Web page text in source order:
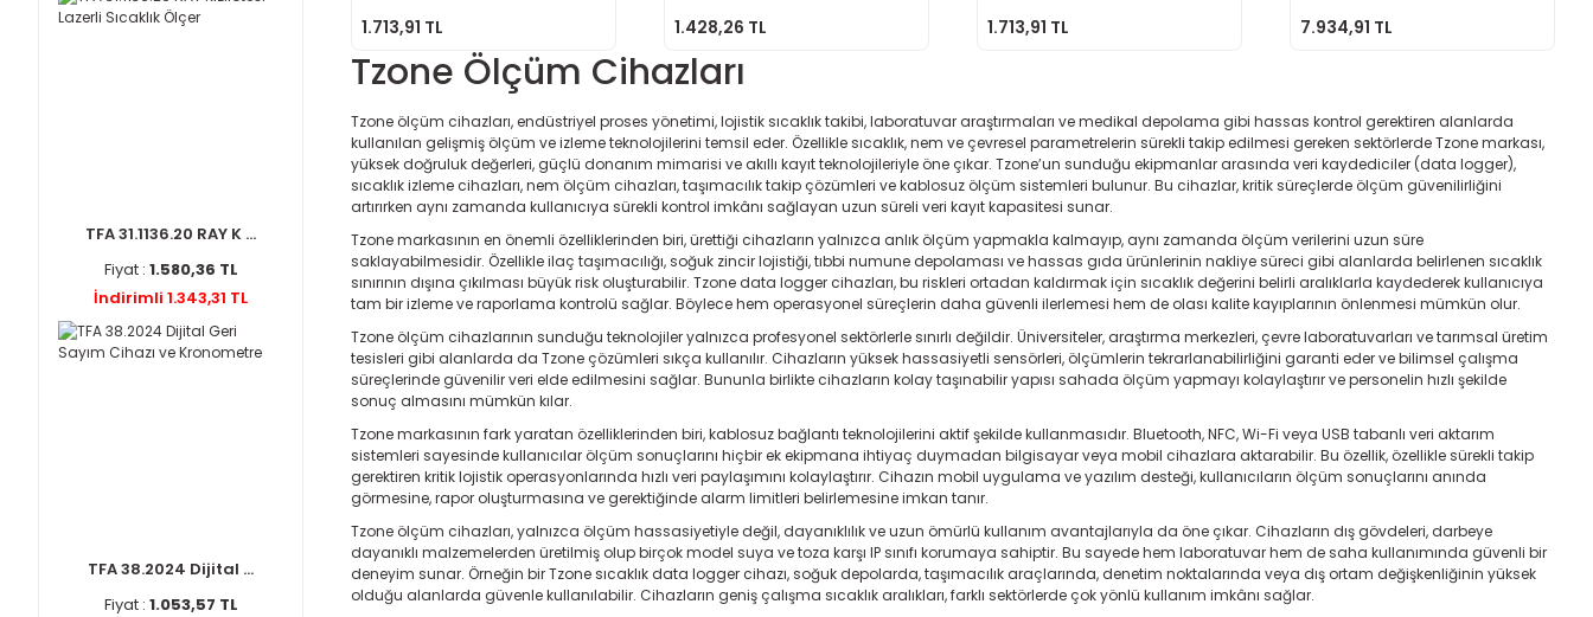
TFA 31.1136.20 RAY K ...
Fiyat : 1.580,36 TL
İndirimli 1.343,31 TL
TFA 38.2024 Dijital ...
Fiyat : 1.053,57 TL
1.713,91 TL 1.428,26 TL 1.713,91 TL 7.934,91 TL
Tzone Ölçüm Cihazları
Tzone ölçüm cihazları, endüstriyel proses yönetimi, lojistik sıcaklık takibi, laboratuvar araştırmaları ve medikal depolama gibi hassas kontrol gerektiren alanlarda
kullanılan gelişmiş ölçüm ve izleme teknolojilerini temsil eder. Özellikle sıcaklık, nem ve çevresel parametrelerin sürekli takip edilmesi gereken sektörlerde Tzone markası,
yüksek doğruluk değerleri, güçlü donanım mimarisi ve akıllı kayıt teknolojileriyle öne çıkar. Tzone’un sunduğu ekipmanlar arasında veri kaydediciler (data logger),
sıcaklık izleme cihazları, nem ölçüm cihazları, taşımacılık takip çözümleri ve kablosuz ölçüm sistemleri bulunur. Bu cihazlar, kritik süreçlerde ölçüm güvenilirliğini
artırırken aynı zamanda kullanıcıya sürekli kontrol imkânı sağlayan uzun süreli veri kayıt kapasitesi sunar.
Tzone markasının en önemli özelliklerinden biri, ürettiği cihazların yalnızca anlık ölçüm yapmakla kalmayıp, aynı zamanda ölçüm verilerini uzun süre
saklayabilmesidir. Özellikle ilaç taşımacılığı, soğuk zincir lojistiği, tıbbi numune depolaması ve hassas gıda ürünlerinin nakliye süreci gibi alanlarda belirlenen sıcaklık
sınırının dışına çıkılması büyük risk oluşturabilir. Tzone data logger cihazları, bu riskleri ortadan kaldırmak için sıcaklık değerini belirli aralıklarla kaydederek kullanıcıya
tam bir izleme ve raporlama kontrolü sağlar. Böylece hem operasyonel süreçlerin daha güvenli ilerlemesi hem de olası kalite kayıplarının önlenmesi mümkün olur.
Tzone ölçüm cihazlarının sunduğu teknolojiler yalnızca profesyonel sektörlerle sınırlı değildir. Üniversiteler, araştırma merkezleri, çevre laboratuvarları ve tarımsal üretim
tesisleri gibi alanlarda da Tzone çözümleri sıkça kullanılır. Cihazların yüksek hassasiyetli sensörleri, ölçümlerin tekrarlanabilirliğini garanti eder ve bilimsel çalışma
süreçlerinde güvenilir veri elde edilmesini sağlar. Bununla birlikte cihazların kolay taşınabilir yapısı sahada ölçüm yapmayı kolaylaştırır ve personelin hızlı şekilde
sonuç almasını mümkün kılar.
Tzone markasının fark yaratan özelliklerinden biri, kablosuz bağlantı teknolojilerini aktif şekilde kullanmasıdır. Bluetooth, NFC, Wi-Fi veya USB tabanlı veri aktarım
sistemleri sayesinde kullanıcılar ölçüm sonuçlarını hiçbir ek ekipmana ihtiyaç duymadan bilgisayar veya mobil cihazlara aktarabilir. Bu özellik, özellikle sürekli takip
gerektiren kritik lojistik operasyonlarında hızlı veri paylaşımını kolaylaştırır. Cihazın mobil uygulama ve yazılım desteği, kullanıcıların ölçüm sonuçlarını anında
görmesine, rapor oluşturmasına ve gerektiğinde alarm limitleri belirlemesine imkan tanır.
Tzone ölçüm cihazları, yalnızca ölçüm hassasiyetiyle değil, dayanıklılık ve uzun ömürlü kullanım avantajlarıyla da öne çıkar. Cihazların dış gövdeleri, darbeye
dayanıklı malzemelerden üretilmiş olup birçok model suya ve toza karşı IP sınıfı korumaya sahiptir. Bu sayede hem laboratuvar hem de saha kullanımında güvenli bir
deneyim sunar. Örneğin bir Tzone sıcaklık data logger cihazı, soğuk depolarda, taşımacılık araçlarında, denetim noktalarında veya dış ortam değişkenliğinin yüksek
olduğu alanlarda güvenle kullanılabilir. Cihazların geniş çalışma sıcaklık aralıkları, farklı sektörlerde çok yönlü kullanım imkânı sağlar.